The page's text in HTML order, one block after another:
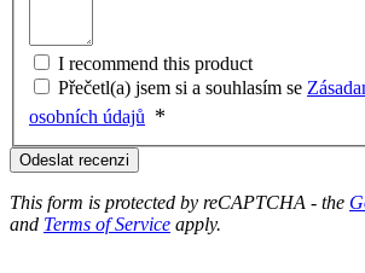
I recommend this product
Přečetl(a) jsem si a souhlasím se
osobních údajů
Odeslat recenzi
This form is protected by reCAPTCHA - the
and Terms of Service apply.